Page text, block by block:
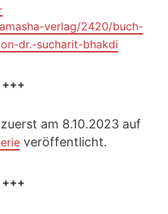
verlag/2420/buch-
dr.-sucharit-bhakdi
+++
am 8.10.2023 auf
veröffentlicht.
+++